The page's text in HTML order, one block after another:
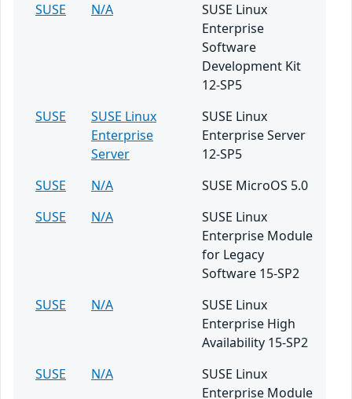
SUSE
N/A
SUSE Linux
Enterprise
Software
Development Kit
12-SP5
SUSE
SUSE Linux
Enterprise
Server
SUSE Linux
Enterprise Server
12-SP5
SUSE
N/A
SUSE MicroOS 5.0
SUSE
N/A
SUSE Linux
Enterprise Module
for Legacy
Software 15-SP2
SUSE
N/A
SUSE Linux
Enterprise High
Availability 15-SP2
SUSE
N/A
SUSE Linux
Enterprise Module